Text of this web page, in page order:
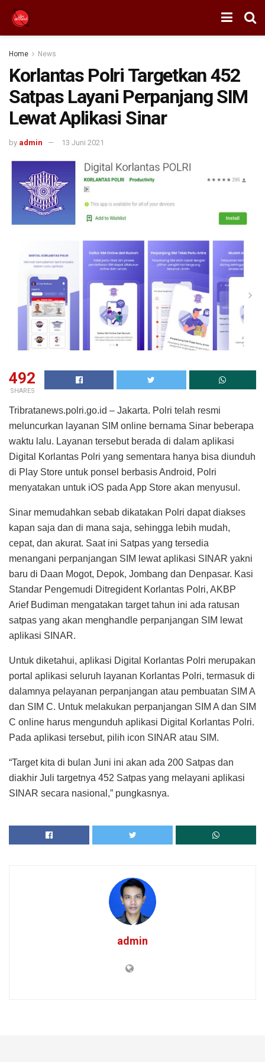
Home News
Korlantas Polri Targetkan 452
Satpas Layani Perpanjang SIM
Lewat Aplikasi Sinar
by admin 13 Juni 2021
492
SHARES
Tribratanews.polri.go.id – Jakarta. Polri telah resmi
meluncurkan layanan SIM online bernama Sinar beberapa
waktu lalu. Layanan tersebut berada di dalam aplikasi
Digital Korlantas Polri yang sementara hanya bisa diunduh
di Play Store untuk ponsel berbasis Android, Polri
menyatakan untuk iOS pada App Store akan menyusul.
Sinar memudahkan sebab dikatakan Polri dapat diakses
kapan saja dan di mana saja, sehingga lebih mudah,
cepat, dan akurat. Saat ini Satpas yang tersedia
menangani perpanjangan SIM lewat aplikasi SINAR yakni
baru di Daan Mogot, Depok, Jombang dan Denpasar. Kasi
Standar Pengemudi Ditregident Korlantas Polri, AKBP
Arief Budiman mengatakan target tahun ini ada ratusan
satpas yang akan menghandle perpanjangan SIM lewat
aplikasi SINAR.
Untuk diketahui, aplikasi Digital Korlantas Polri merupakan
portal aplikasi seluruh layanan Korlantas Polri, termasuk di
dalamnya pelayanan perpanjangan atau pembuatan SIM A
dan SIM C. Untuk melakukan perpanjangan SIM A dan SIM
C online harus mengunduh aplikasi Digital Korlantas Polri.
Pada aplikasi tersebut, pilih icon SINAR atau SIM.
“Target kita di bulan Juni ini akan ada 200 Satpas dan
diakhir Juli targetnya 452 Satpas yang melayani aplikasi
SINAR secara nasional,” pungkasnya.
admin